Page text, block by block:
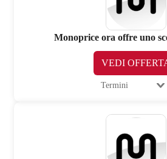
Monoprice ora offre uno
VEDI
Termini